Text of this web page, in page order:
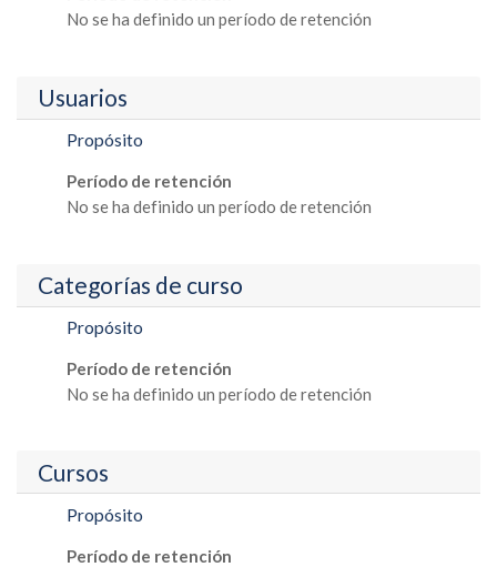
No se ha definido un período de retención
Usuarios
Propósito
Período de retención
No se ha definido un período de retención
Categorías de curso
Propósito
Período de retención
No se ha definido un período de retención
Cursos
Propósito
Período de retención